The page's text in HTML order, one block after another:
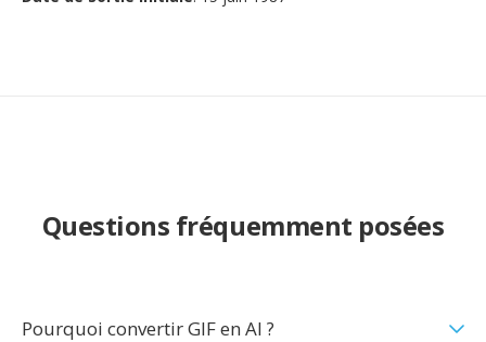
Questions fréquemment posées
Pourquoi convertir GIF en AI ?